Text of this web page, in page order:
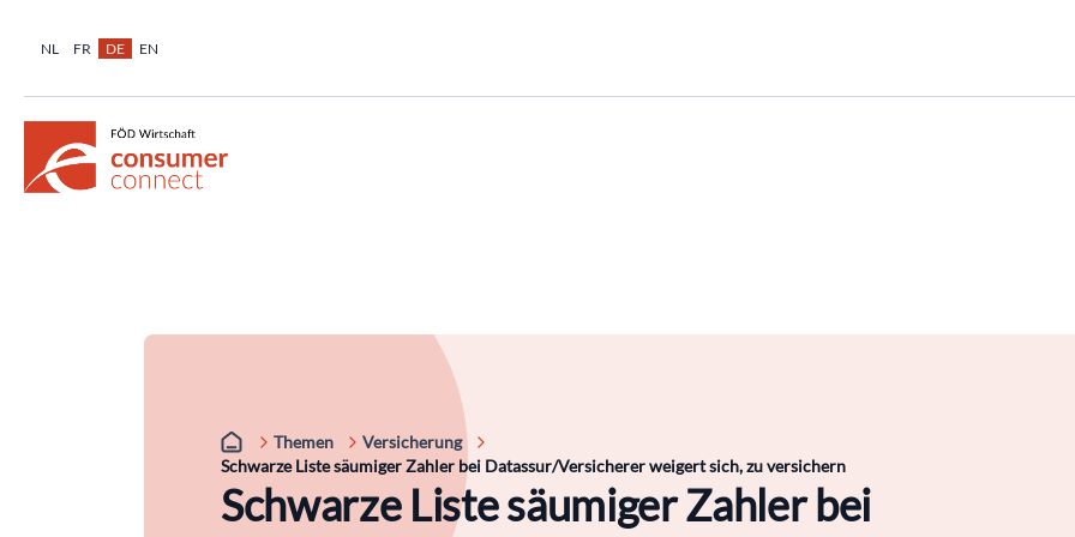
NL FR DE EN
Themen
Versicherung
Schwarze Liste säumiger Zahler bei Datassur/Versicherer weigert sich, zu versichern
Schwarze Liste säumiger Zahler bei